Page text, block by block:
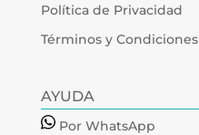
Política de Privacidad
Términos y Condiciones
AYUDA
Por WhatsApp